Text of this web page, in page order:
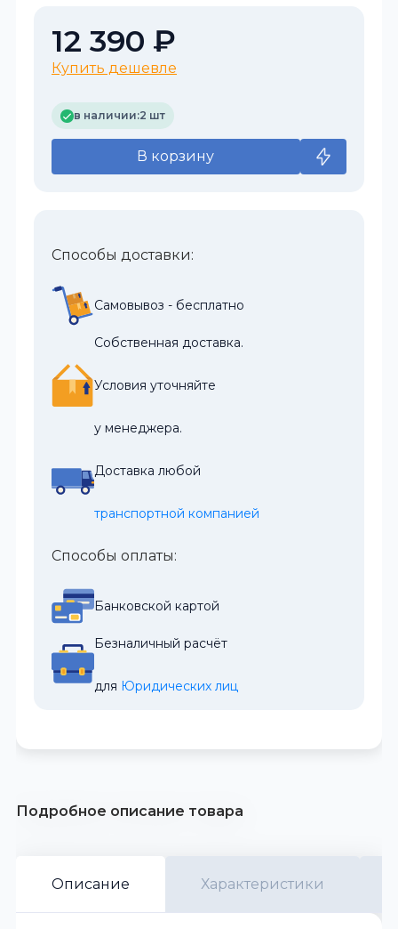
12 390 ₽
Купить дешевле
в наличии:2 шт
В корзину
Способы доставки:
Самовывоз - бесплатно
Собственная доставка.
Условия уточняйте
у менеджера.
Доставка любой
транспортной компанией
Способы оплаты:
Банковской картой
Безналичный расчёт
для Юридических лиц
Подробное описание товара
Описание Характеристики